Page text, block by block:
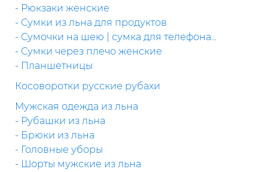
- Рюкзаки женские
- Сумки из льна для продуктов
- Сумочки на шею | сумка для телефона...
- Сумки через плечо женские
- Планшетницы
Косоворотки русские рубахи
Мужская одежда из льна
- Рубашки из льна
- Брюки из льна
- Головные уборы
- Шорты мужские из льна